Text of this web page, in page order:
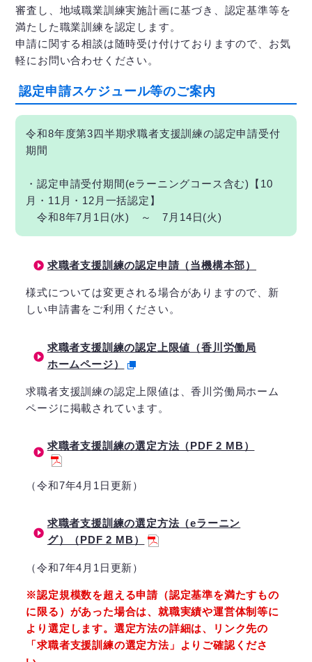
審査し、地域職業訓練実施計画に基づき、認定基準等を
満たした職業訓練を認定します。
申請に関する相談は随時受け付けておりますので、お気
軽にお問い合わせください。
認定申請スケジュール等のご案内
令和8年度第3四半期求職者支援訓練の認定申請受付
期間
・認定申請受付期間(eラーニングコース含む)【10
月・11月・12月一括認定】
令和8年7月1日(水) ～ 7月14日(火)
求職者支援訓練の認定申請（当機構本部）
様式については変更される場合がありますので、新
しい申請書をご利用ください。
求職者支援訓練の認定上限値（香川労働局
ホームページ）
求職者支援訓練の認定上限値は、香川労働局ホーム
ページに掲載されています。
求職者支援訓練の選定方法（PDF 2 MB）
（令和7年4月1日更新）
求職者支援訓練の選定方法（eラーニン
グ）（PDF 2 MB）
（令和7年4月1日更新）
※認定規模数を超える申請（認定基準を満たすもの
に限る）があった場合は、就職実績や運営体制等に
より選定します。選定方法の詳細は、リンク先の
「求職者支援訓練の選定方法」よりご確認くださ